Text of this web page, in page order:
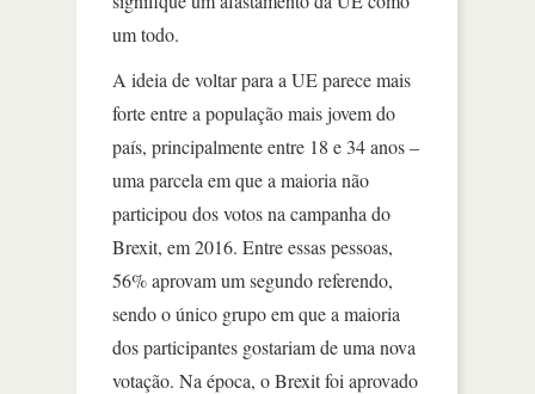
um todo.
A ideia de voltar para a UE parece mais
forte entre a população mais jovem do
país, principalmente entre 18 e 34 anos –
uma parcela em que a maioria não
participou dos votos na campanha do
Brexit, em 2016. Entre essas pessoas,
56% aprovam um segundo referendo,
sendo o único grupo em que a maioria
dos participantes gostariam de uma nova
votação. Na época, o Brexit foi aprovado